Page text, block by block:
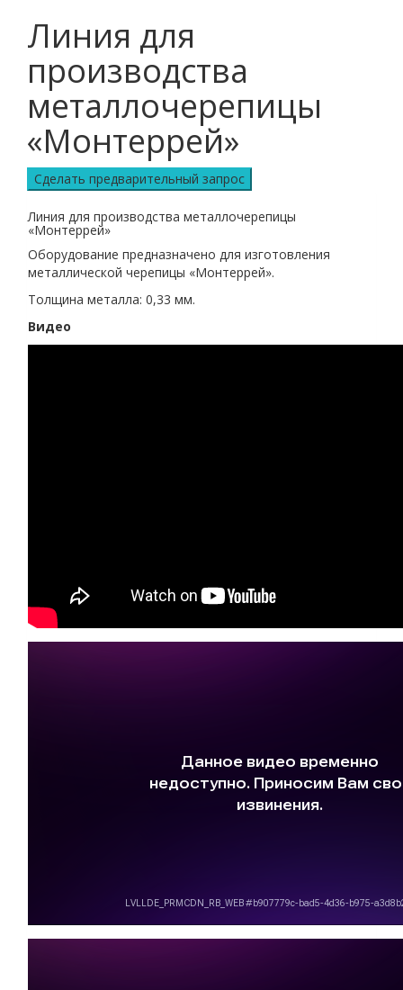
Линия для
производства
металлочерепицы
«Монтеррей»
Линия для производства металлочерепицы
«Монтеррей»
Оборудование предназначено для изготовления
металлической черепицы «Монтеррей».
Толщина металла: 0,33 мм.
Видео